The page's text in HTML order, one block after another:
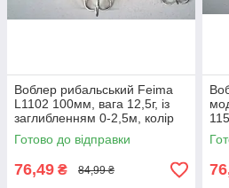
Воблер рибальський Feima
L1102 100мм, вага 12,5г, із
заглибленням 0-2,5м, колір
05
Готово до відправки
76,49 ₴ 84,99 ₴
0-